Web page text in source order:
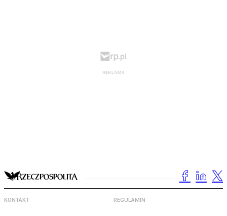
KONTAKT REGULAMIN